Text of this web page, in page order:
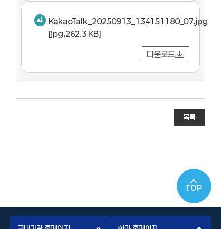
KakaoTalk_20250913_134151180_07.jpg
[jpg,262.3 KB]
다운로드
목록
TOP